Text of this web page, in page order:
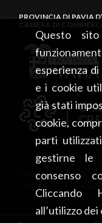
Questo
esperienza
e i cookie
già stati
cookie,
parti
gestirne le
consenso
Cliccando
all’utilizzo dei
PROVINCIA DI PAVIA
CAMERA DI
PROVINCIA DI